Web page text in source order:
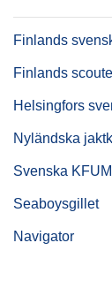
Finlands
Finlands
Helsingfors
Nyländska
Svenska
Seaboysgillet
Navigator